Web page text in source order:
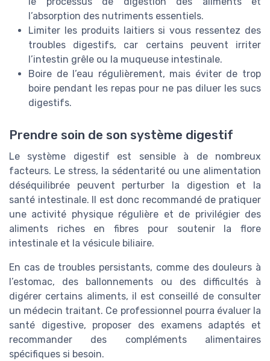
l’absorption des nutriments essentiels.
Limiter les produits laitiers si vous ressentez des
troubles digestifs, car certains peuvent irriter
l’intestin grêle ou la muqueuse intestinale.
Boire de l’eau régulièrement, mais éviter de trop
boire pendant les repas pour ne pas diluer les sucs
digestifs.
Prendre soin de son système digestif
Le système digestif est sensible à de nombreux
facteurs. Le stress, la sédentarité ou une alimentation
déséquilibrée peuvent perturber la digestion et la
santé intestinale. Il est donc recommandé de pratiquer
une activité physique régulière et de privilégier des
aliments riches en fibres pour soutenir la flore
intestinale et la vésicule biliaire.
En cas de troubles persistants, comme des douleurs à
l’estomac, des ballonnements ou des difficultés à
digérer certains aliments, il est conseillé de consulter
un médecin traitant. Ce professionnel pourra évaluer la
santé digestive, proposer des examens adaptés et
recommander des compléments alimentaires
spécifiques si besoin.